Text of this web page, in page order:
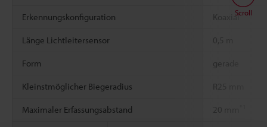
Erkennungskonfiguration Koaxial
Länge Lichtleitersensor 0,5 m
Form gerade
Kleinstmöglicher Biegeradius R25 mm
Maximaler Erfassungsabstand 20 mm
Scroll